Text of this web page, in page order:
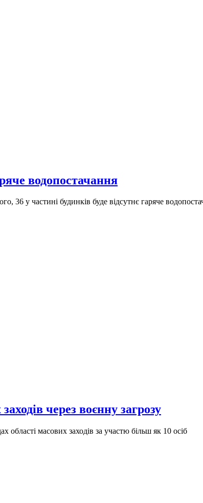
водопостачання
36 у частині будинків буде відсутнє гаряче
через воєнну загрозу
області масових заходів за участю більш як 10 осіб